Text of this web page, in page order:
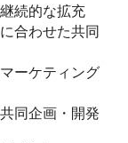
続的な拡充
合わせた共同
ーケティング
同企画・開発